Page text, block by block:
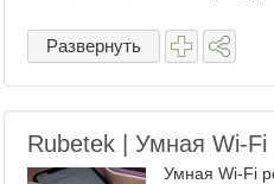
удобное и ...
Развернуть
Rubetek | Умная Wi-Fi
Умная Wi-Fi